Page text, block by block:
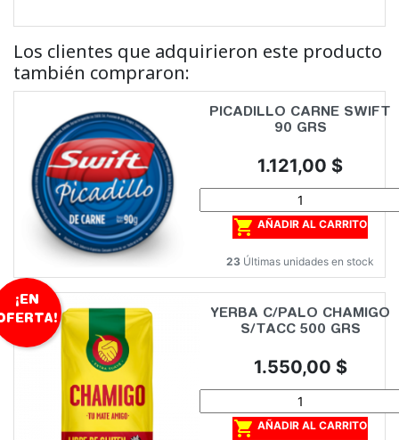
Los clientes que adquirieron este producto
también compraron:
PICADILLO CARNE SWIFT
90 GRS
Precio
1.121,00 $
 AÑADIR AL CARRITO
23 Últimas unidades en stock
YERBA C/PALO CHAMIGO
S/TACC 500 GRS
Precio
1.550,00 $
 AÑADIR AL CARRITO
¡EN